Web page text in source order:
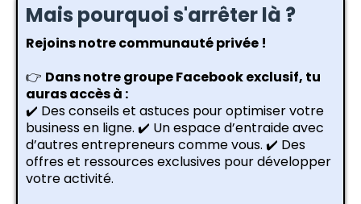
Mais pourquoi s'arrêter là ?
Rejoins notre communauté privée !
👉 Dans notre groupe Facebook exclusif, tu
auras accès à :
✔️ Des conseils et astuces pour optimiser votre
business en ligne. ✔️ Un espace d’entraide avec
d’autres entrepreneurs comme vous. ✔️ Des
offres et ressources exclusives pour développer
votre activité.